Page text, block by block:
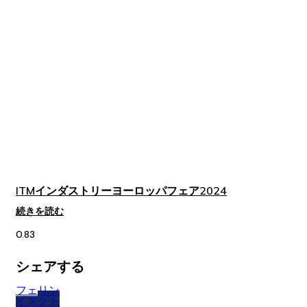
ITMインダストリーヨーロッパフェア2024
続きを読む
シェアする
フェ
イス
リン
クト